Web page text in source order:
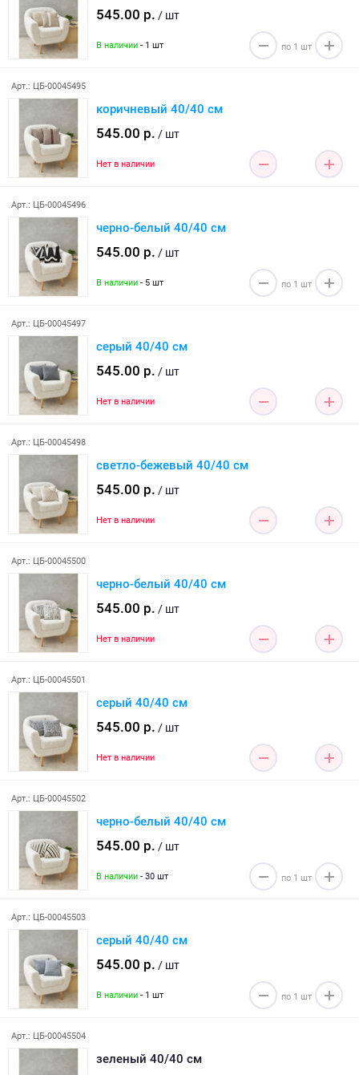
545.00 р. / шт
В наличии - 1 шт
Арт.: ЦБ-00045495
коричневый 40/40 см
545.00 р. / шт
Нет в наличии
Арт.: ЦБ-00045496
черно-белый 40/40 см
545.00 р. / шт
В наличии - 5 шт
Арт.: ЦБ-00045497
серый 40/40 см
545.00 р. / шт
Нет в наличии
Арт.: ЦБ-00045498
светло-бежевый 40/40 см
545.00 р. / шт
Нет в наличии
Арт.: ЦБ-00045500
черно-белый 40/40 см
545.00 р. / шт
Нет в наличии
Арт.: ЦБ-00045501
серый 40/40 см
545.00 р. / шт
Нет в наличии
Арт.: ЦБ-00045502
черно-белый 40/40 см
545.00 р. / шт
В наличии - 30 шт
Арт.: ЦБ-00045503
серый 40/40 см
545.00 р. / шт
В наличии - 1 шт
Арт.: ЦБ-00045504
зеленый 40/40 см